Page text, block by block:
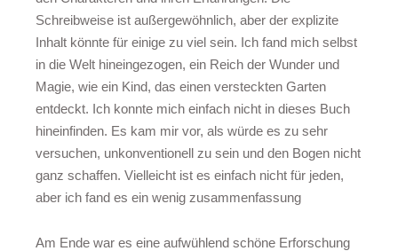
Schreibweise ist außergewöhnlich, aber der explizite
Inhalt könnte für einige zu viel sein. Ich fand mich selbst
in die Welt hineingezogen, ein Reich der Wunder und
Magie, wie ein Kind, das einen versteckten Garten
entdeckt. Ich konnte mich einfach nicht in dieses Buch
hineinfinden. Es kam mir vor, als würde es zu sehr
versuchen, unkonventionell zu sein und den Bogen nicht
ganz schaffen. Vielleicht ist es einfach nicht für jeden,
aber ich fand es ein wenig zusammenfassung
Am Ende war es eine aufwühlend schöne Erforschung